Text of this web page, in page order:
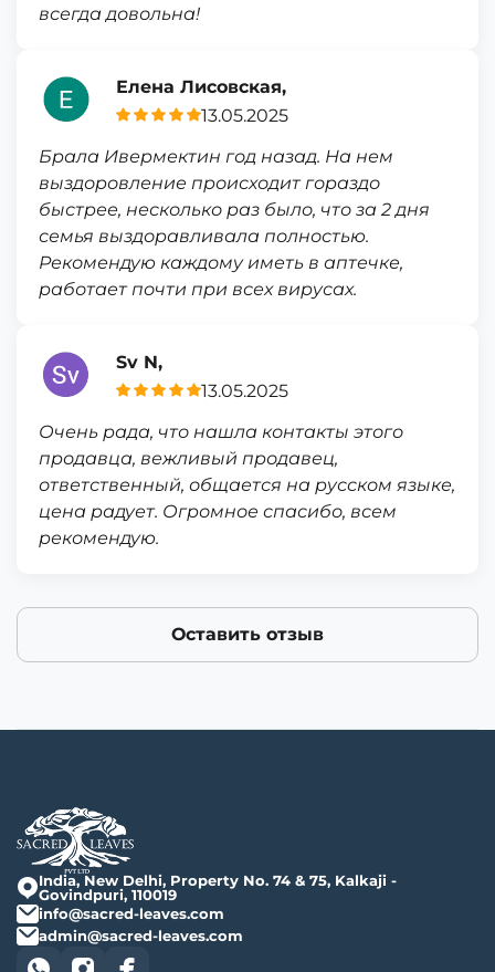
всегда довольна!
Елена Лисовская,
13.05.2025
Брала Ивермектин год назад. На нем
выздоровление происходит гораздо
быстрее, несколько раз было, что за 2 дня
семья выздоравливала полностью.
Рекомендую каждому иметь в аптечке,
работает почти при всех вирусах.
Sv N,
13.05.2025
Очень рада, что нашла контакты этого
продавца, вежливый продавец,
ответственный, общается на русском языке,
цена радует. Огромное спасибо, всем
рекомендую.
Оставить отзыв
India, New Delhi, Property No. 74 & 75, Kalkaji -
Govindpuri, 110019
info@sacred-leaves.com
admin@sacred-leaves.com